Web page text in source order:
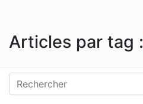
Articles par tag :